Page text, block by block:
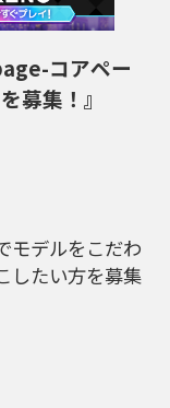
コアペー
募集！』
モデルをこだわ
したい方を募集